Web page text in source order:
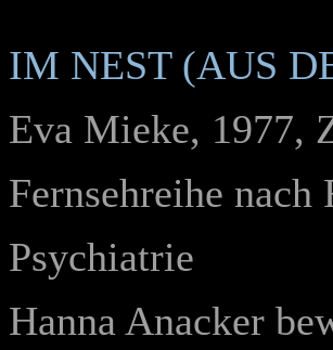
IM NEST (AUS
Eva Mieke, 1977,
Fernsehreihe
Psychiatrie
Hanna Anacker